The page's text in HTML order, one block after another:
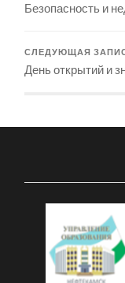
Безопасность и
СЛЕДУЮЩАЯ
День открытий и